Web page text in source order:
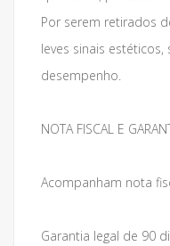
Por serem retirados
leves sinais
desempenho.
NOTA FISCAL E
Acompanham nota
Garantia legal de 90